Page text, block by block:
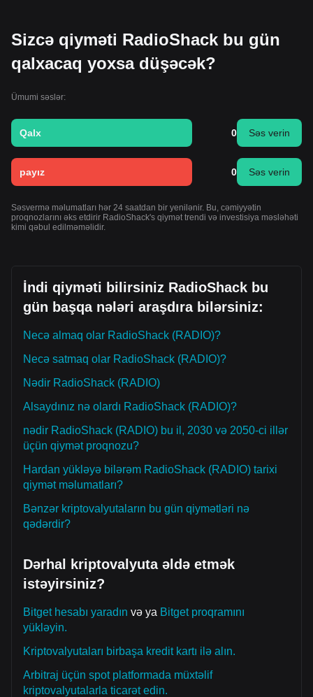
Sizcə qiyməti RadioShack bu gün
qalxacaq yoxsa düşəcək?
Ümumi səslər:
Qalx 0 Səs verin
payız 0 Səs verin
Səsvermə məlumatları hər 24 saatdan bir yenilənir. Bu, cəmiyyətin
proqnozlarını əks etdirir RadioShack's qiymət trendi və investisiya məsləhəti
kimi qəbul edilməməlidir.
İndi qiyməti bilirsiniz RadioShack bu
gün başqa nələri araşdıra bilərsiniz:
Necə almaq olar RadioShack (RADIO)?
Necə satmaq olar RadioShack (RADIO)?
Nədir RadioShack (RADIO)
Alsaydınız nə olardı RadioShack (RADIO)?
nədir RadioShack (RADIO) bu il, 2030 və 2050-ci illər
üçün qiymət proqnozu?
Hardan yükləyə bilərəm RadioShack (RADIO) tarixi
qiymət məlumatları?
Bənzər kriptovalyutaların bu gün qiymətləri nə
qədərdir?
Dərhal kriptovalyuta əldə etmək
istəyirsiniz?
Bitget hesabı yaradın və ya Bitget proqramını
yükləyin.
Kriptovalyutaları birbaşa kredit kartı ilə alın.
Arbitraj üçün spot platformada müxtəlif
kriptovalyutalarla ticarət edin.